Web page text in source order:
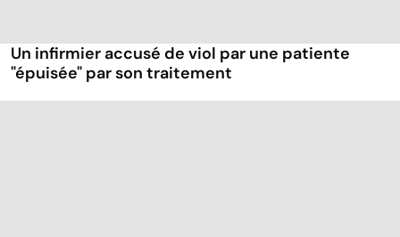
Un infirmier accusé de viol par une patiente
"épuisée" par son traitement